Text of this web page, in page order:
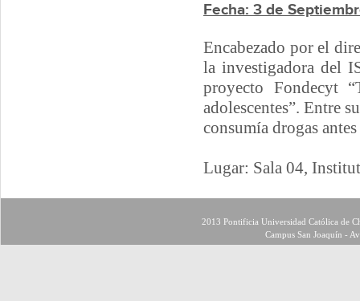
Fecha: 3 de
Encabezado por el
la investigadora del
proyecto Fondecyt
adolescentes”. Entre
consumía drogas
Lugar: Sala 04,
2013 Pontificia Universidad Católica de
Campus San Joaquín -